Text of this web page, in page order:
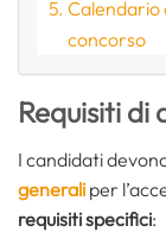
Calendario
concorso
Requisiti di
I candidati
generali per
requisiti specifici: